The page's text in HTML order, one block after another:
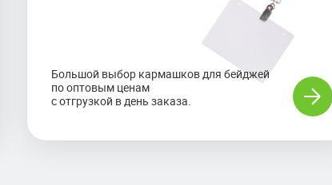
Большой выбор кармашков для бейджей
по оптовым ценам
с отгрузкой в день заказа.